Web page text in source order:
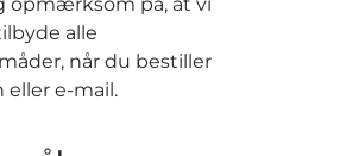
alle
når du bestiller
eller e-mail.